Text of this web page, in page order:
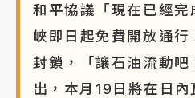
和平協議「現在已經完
峽即日起免費開放通行
封鎖，「讓石油流動吧
出，本月19日將在日